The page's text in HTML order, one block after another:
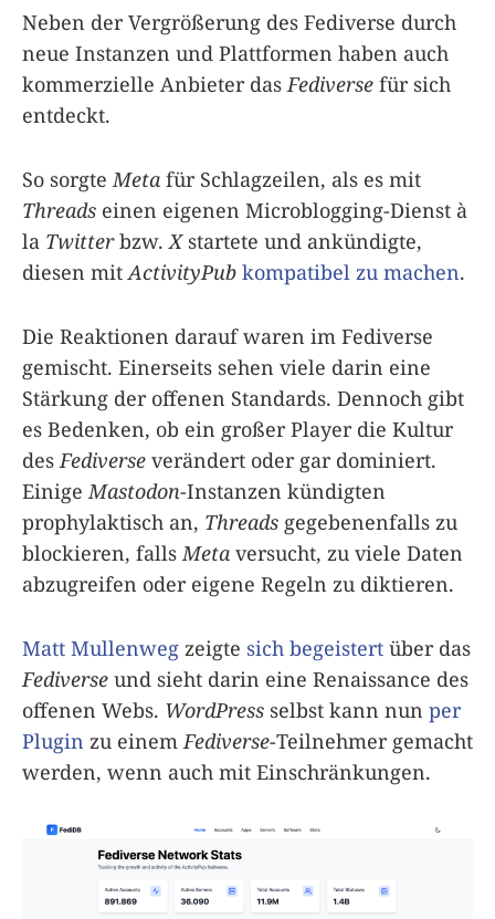
Neben der Vergrößerung des Fediverse durch
neue Instanzen und Plattformen haben auch
kommerzielle Anbieter das Fediverse für sich
entdeckt.
So sorgte Meta für Schlagzeilen, als es mit
Threads einen eigenen Microblogging-Dienst à
la Twitterbzw. Xstartete und ankündigte,
diesen mit ActivityPub kompatibel zu machen.
Die Reaktionen darauf waren im Fediverse
gemischt. Einerseits sehen viele darin eine
Stärkung der offenen Standards. Dennoch gibt
es Bedenken, ob ein großer Player die Kultur
des Fediverse verändert oder gar dominiert.
Einige Mastodon-Instanzen kündigten
prophylaktisch an, Threads gegebenenfalls zu
blockieren, falls Meta versucht, zu viele Daten
abzugreifen oder eigene Regeln zu diktieren.
Matt Mullenweg zeigte sich begeistert über das
Fediverse und sieht darin eine Renaissance des
offenen Webs. WordPress selbst kann nun per
Plugin zu einem Fediverse-Teilnehmer gemacht
werden, wenn auch mit Einschränkungen.